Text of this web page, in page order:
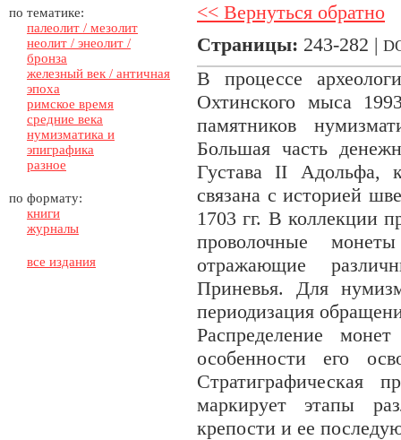
по тематике:
палеолит / мезолит
неолит / энеолит /
бронза
железный век / античная
эпоха
римское время
средние века
нумизматика и
эпиграфика
разное
по формату:
книги
журналы
все издания
<< Вернуться обратно
Страницы: 243-282 |
В процессе
Охтинского мыса
памятников
Большая часть
Густава II Адольфа,
связана с историей
1703 гг. В коллекции
проволочные
отражающие
Приневья. Для
периодизация
Распределение
особенности его
Стратиграфическая
маркирует этапы
крепости и ее